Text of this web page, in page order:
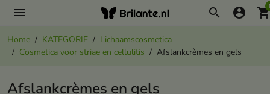
menu search account_circle
Home KATEGORIE
Lichaamscosmetica
Cosmetica voor striae en cellulitis
Afslankcrèmes en gels
Afslankcrèmes en gels